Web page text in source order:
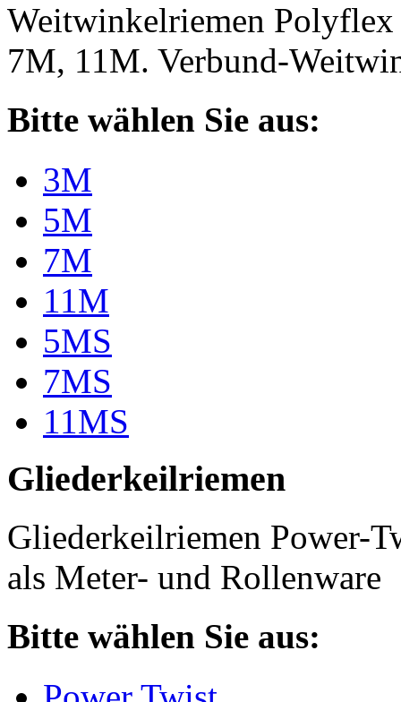
Weitwinkelriemen
7M, 11M. Verbund-
Bitte wählen Sie aus:
3M
5M
7M
11M
5MS
7MS
11MS
Gliederkeilriemen
Gliederkeilriemen Power-
als Meter- und Rollenware
Bitte wählen Sie aus: